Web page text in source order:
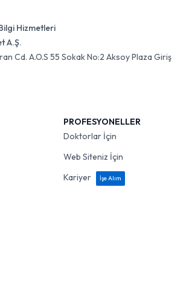
Hizmetleri
A.Ş.
Cd. A.O.S 55 Sokak No:2 Aksoy Plaza Giriş
PROFESYONELLER
Doktorlar İçin
Web Siteniz İçin
Kariyer
İşe Alım